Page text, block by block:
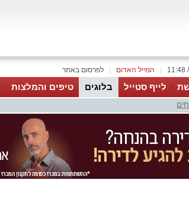
לפרסום באתר המייל האדום
לייף סטייל בלוגים טיפים והמלצות